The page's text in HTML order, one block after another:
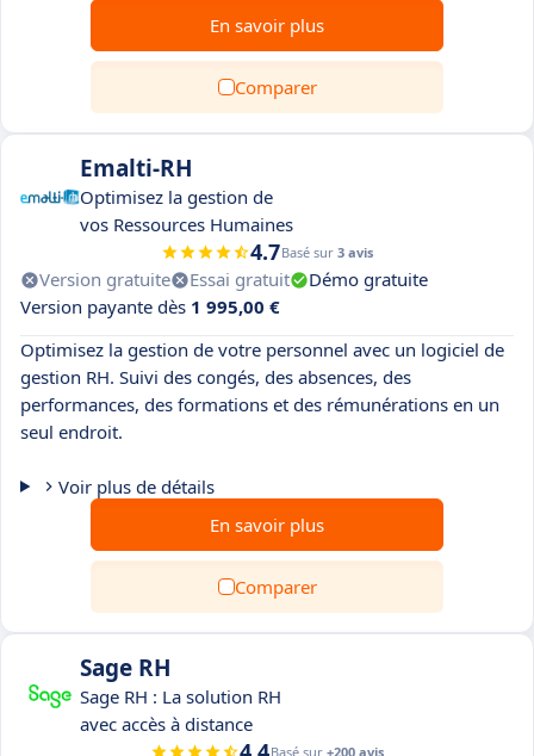
En savoir plus
Comparer
Emalti-RH
Optimisez la gestion de
vos Ressources Humaines
4.7Basé sur 3 avis
Version gratuite Essai gratuit
Démo gratuite
Version payante dès 1 995,00 €
Optimisez la gestion de votre personnel avec un logiciel de
gestion RH. Suivi des congés, des absences, des
performances, des formations et des rémunérations en un
seul endroit.
Voir plus de détails
En savoir plus
Comparer
Sage RH
Sage RH : La solution RH
avec accès à distance
Basé sur +200 avis